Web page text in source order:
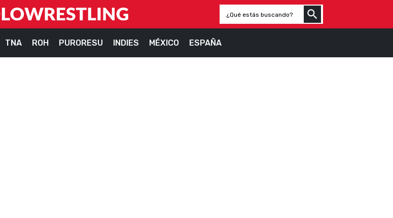
TNA ROH PURORESU INDIES MÉXICO ESPAÑA